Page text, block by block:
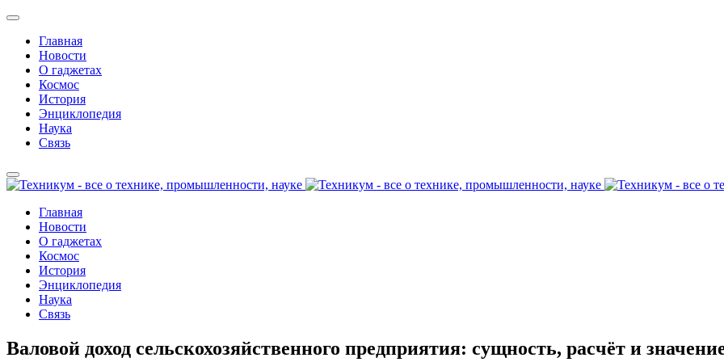
Главная
Новости
О гаджетах
Космос
История
Энциклопедия
Наука
Связь
Главная
Новости
О гаджетах
Космос
История
Энциклопедия
Наука
Связь
Валовой доход сельскохозяйственного предприятия: сущность, расчёт и